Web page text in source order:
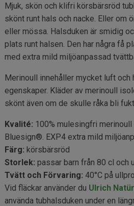
Mjuk, skön och klifri körsbärsröd
skönt runt hals och nacke. Eller om
eller mössa. Halsduken är smidig
plats runt halsen. Den har några få
med extra mild miljöanpassad
Merinoull innehåller mycket luft
egenskaper. Kläder av merinoull
skönt även om de skulle råka bli
Kvalité: 100% mulesingfri
Bluesign®. EXP4 extra mild
Färg: körsbärsröd
Storlek: passar barn från 80 cl och
Tvätt och Förvaring: 40°C på
Vid fläckar använder du Ulrich
använda tubhalsduken under en